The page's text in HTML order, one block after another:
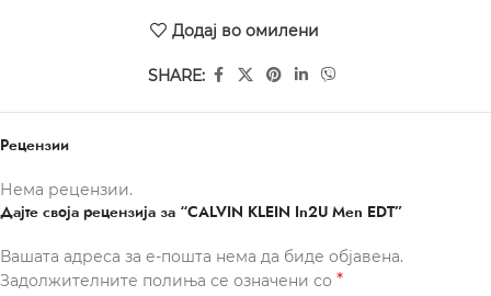
Додај во омилени
SHARE:
Рецензии
Нема рецензии.
Дајте своја рецензија за “CALVIN KLEIN In2U Men EDT”
Вашата адреса за е-пошта нема да биде објавена.
Задолжителните полиња се означени со *